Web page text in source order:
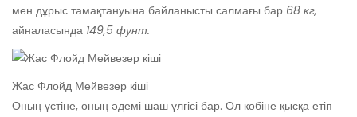
мен дұрыс тамақтануына байланысты салмағы бар 68 кг,
айналасында 149,5 фунт.
Жас Флойд Мейвезер кіші
Оның үстіне, оның әдемі шаш үлгісі бар. Ол көбіне қысқа етіп